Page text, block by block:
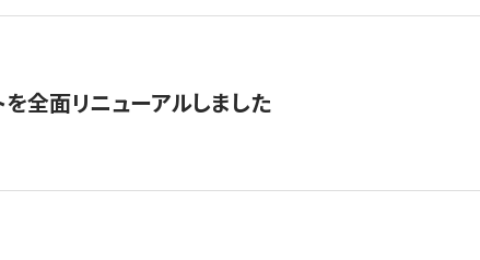
全面リニューアルしました